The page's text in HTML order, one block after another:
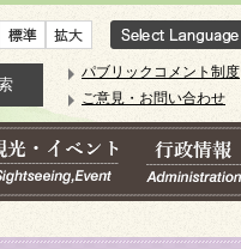
文字サイズ
パブリックコメント制度
ご意見・お問い合わせ